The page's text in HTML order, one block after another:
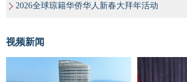
2026全球琼籍华侨华人新春大拜年活动
视频新闻